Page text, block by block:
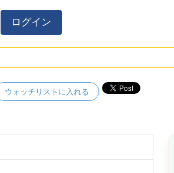
ログイン
ウォッチリストに入れる